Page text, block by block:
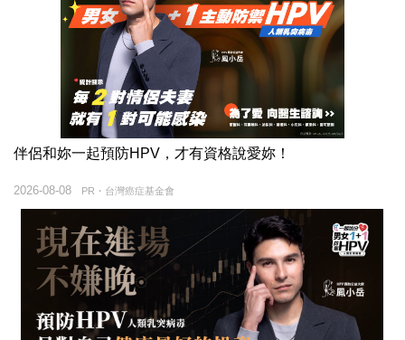
伴侶和妳一起預防HPV，才有資格說愛妳！
PR・台灣癌症基金會
2026-08-08